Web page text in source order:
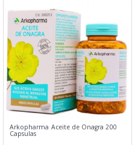
Arkopharma Aceite de Onagra 200
Capsulas